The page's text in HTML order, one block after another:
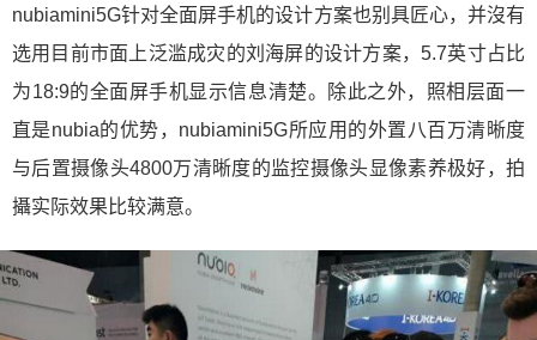
nubiamini5G针对全面屏手机的设计方案也别具匠心，并沒有
选用目前市面上泛滥成灾的刘海屏的设计方案，5.7英寸占比
为18:9的全面屏手机显示信息清楚。除此之外，照相层面一
直是nubia的优势，nubiamini5G所应用的外置八百万清晰度
与后置摄像头4800万清晰度的监控摄像头显像素养极好，拍
攝实际效果比较满意。